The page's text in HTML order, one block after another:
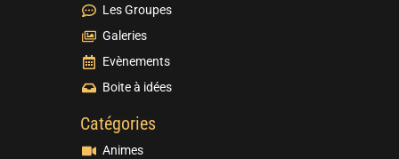
Les Groupes
Galeries
Evènements
Boite à idées
Catégories
Animes